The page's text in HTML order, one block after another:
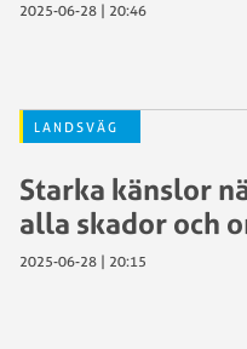
2025-06-28 | 20:46
LANDSVÄG
Starka känslor
alla skador och
2025-06-28 | 20:15